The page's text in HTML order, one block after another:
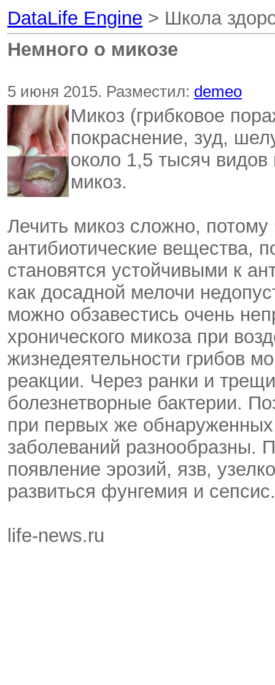
DataLife Engine > Школа
Немного о микозе
5 июня 2015. Разместил: demeo
Микоз (грибковое
покраснение, зуд,
около 1,5 тысяч видов
микоз.
Лечить микоз сложно, потому
антибиотические вещества,
становятся устойчивыми к
как досадной мелочи
можно обзавестись очень
хронического микоза при
жизнедеятельности грибов
реакции. Через ранки и
болезнетворные бактерии.
при первых же
заболеваний разнообразны.
появление эрозий, язв,
развиться фунгемия и сепсис.
life-news.ru